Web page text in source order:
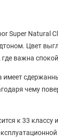
Super Natural
Цвет
где важна
имеет
чему
к 33 классу